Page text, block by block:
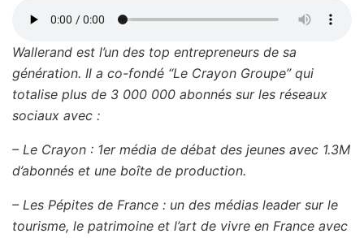
Wallerand est l’un des top entrepreneurs de sa
génération. Il a co-fondé “Le Crayon Groupe” qui
totalise plus de 3 000 000 abonnés sur les réseaux
sociaux avec :
– Le Crayon : 1er média de débat des jeunes avec 1.3M
d’abonnés et une boîte de production.
– Les Pépites de France : un des médias leader sur le
tourisme, le patrimoine et l’art de vivre en France avec